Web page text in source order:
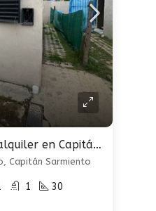
Departamento en alquiler en Capitán Sarmiento
Capitán Sarmiento
1 30